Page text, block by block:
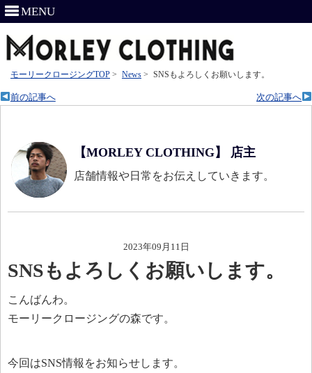
MENU
モーリークロージングTOP > News > SNSもよろしくお願いします。
次の記事へ
前の記事へ
【MORLEY CLOTHING】 店主
店舗情報や日常をお伝えしていきます。
2023年09月11日
SNSもよろしくお願いします。
こんばんわ。
モーリークロージングの森です。
今回はSNS情報をお知らせします。